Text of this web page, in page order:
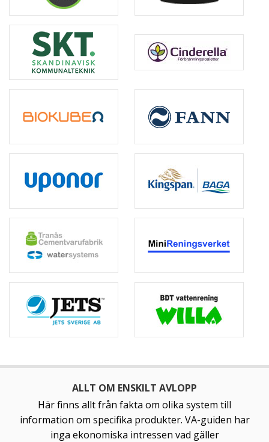
ALLT OM ENSKILT AVLOPP
Här finns allt från fakta om olika system till
information om specifika produkter. VA-guiden har
inga ekonomiska intressen vad gäller